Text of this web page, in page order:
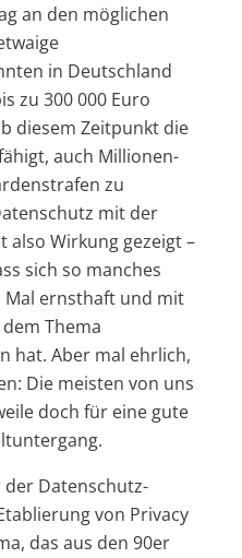
an den möglichen
in Deutschland
zu 300 000 Euro
diesem Zeitpunkt die
auch Millionen-
zu
mit der
also Wirkung gezeigt –
sich so manches
ernsthaft und mit
Thema
hat. Aber mal ehrlich,
Die meisten von uns
doch für eine gute
Datenschutz-
von Privacy
das aus den 90er